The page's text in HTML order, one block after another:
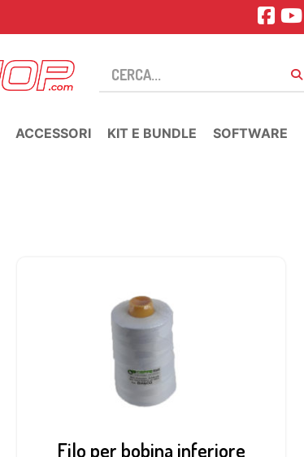
ACCESSORI KIT E BUNDLE SOFTWARE
Filo per bobina inferiore